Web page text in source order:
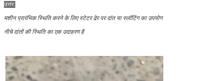
उत्तर:
मशीन प्रारंभिक स्थिति करने के लिए स्टेटर ढेर पर दांत या स्लॉटिंग का उपयोग
नीचे दांतों की स्थिति का एक उदाहरण है